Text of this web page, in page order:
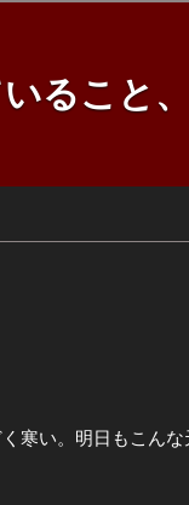
ること
寒い。明日もこん